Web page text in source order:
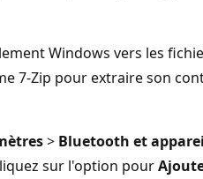
Windows vers les
7-Zip pour extraire son
> Bluetooth et
sur l'option pour